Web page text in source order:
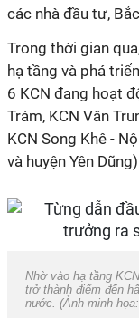
các nhà đầu tư,
Trong thời gian
hạ tầng và phá
6 KCN đang hoạt
Trám, KCN Vân
KCN Song Khê -
và huyện Yên
Nhờ vào hạ tầng
trở thành điểm đến
nước. (Ảnh minh họa: